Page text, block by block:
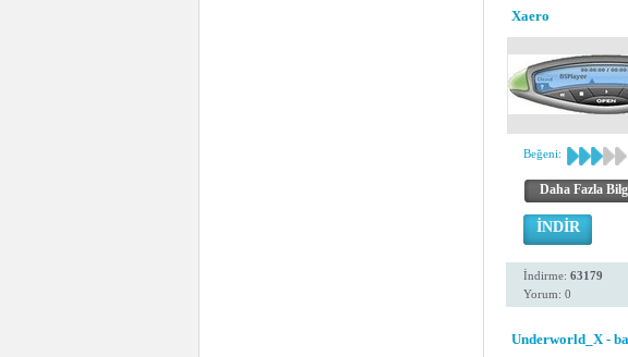
Xaero
Beğeni:
Daha Fazla
İNDİR
İndirme: 63179
Yorum: 0
Underworld_X -